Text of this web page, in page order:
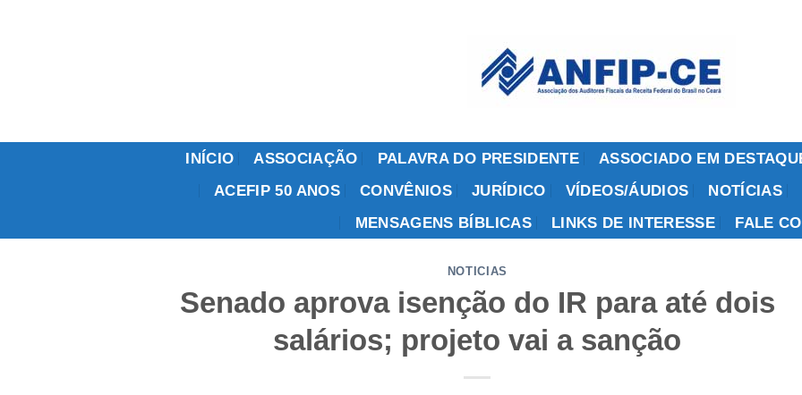
INÍCIO ASSOCIAÇÃO PALAVRA DO PRESIDENTE
ASSOCIADO EM
ACEFIP 50 ANOS
CONVÊNIOS JURÍDICO VÍDEOS/ÁUDIOS
NOTÍCIAS
MENSAGENS BÍBLICAS
LINKS DE INTERESSE FALE
NOTICIAS
Senado aprova isenção do IR para até dois
salários; projeto vai a sanção